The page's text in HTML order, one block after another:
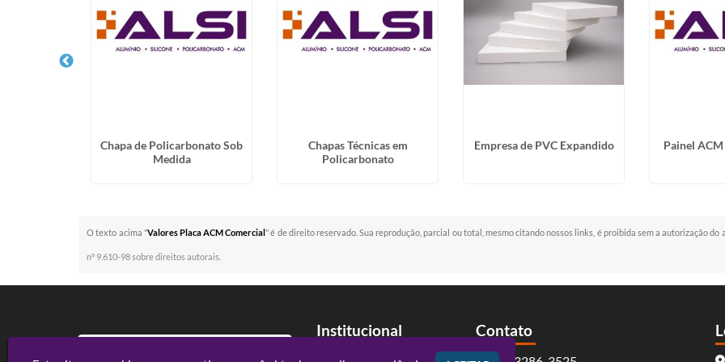
Chapa de Policarbonato Sob
Medida
Chapas Técnicas em
Policarbonato
Empresa de PVC Expandido Painel
O texto acima "Valores Placa ACM Comercial" é de direito reservado. Sua reprodução, parcial ou total, mesmo citando nossos links, é proibida sem a autorização
n° 9.610-98 sobre direitos autorais
Institucional Contato